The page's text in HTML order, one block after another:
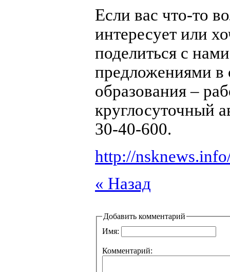
Если вас что-то
интересует или
поделиться с
предложениями в
образования –
круглосуточный
30-40-600.
http://
« Назад
Добавить комментарий
Имя:
Комментарий: